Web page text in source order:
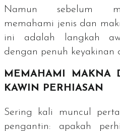
Namun sebelum
memahami jenis dan
ini adalah langkah
dengan penuh keyakinan
MEMAHAMI MAKNA
KAWIN PERHIASAN
Sering kali muncul
pengantin: apakah